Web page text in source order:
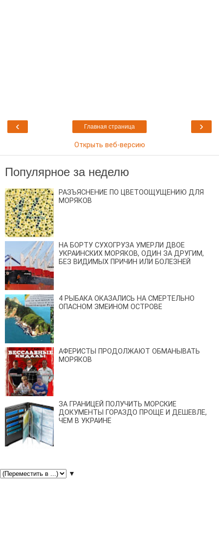
‹ ›
Главная страница
Открыть веб-версию
Популярное за неделю
РАЗЪЯСНЕНИЕ ПО ЦВЕТООЩУЩЕНИЮ ДЛЯ
МОРЯКОВ
НА БОРТУ СУХОГРУЗА УМЕРЛИ ДВОЕ
УКРАИНСКИХ МОРЯКОВ, ОДИН ЗА ДРУГИМ,
БЕЗ ВИДИМЫХ ПРИЧИН ИЛИ БОЛЕЗНЕЙ
4 РЫБАКА ОКАЗАЛИСЬ НА СМЕРТЕЛЬНО
ОПАСНОМ ЗМЕИНОМ ОСТРОВЕ
АФЕРИСТЫ ПРОДОЛЖАЮТ ОБМАНЫВАТЬ
МОРЯКОВ
ЗА ГРАНИЦЕЙ ПОЛУЧИТЬ МОРСКИЕ
ДОКУМЕНТЫ ГОРАЗДО ПРОЩЕ И ДЕШЕВЛЕ,
ЧЕМ В УКРАИНЕ
▼